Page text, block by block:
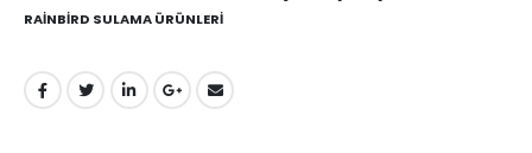
RAİNBİRD SULAMA ÜRÜNLERİ